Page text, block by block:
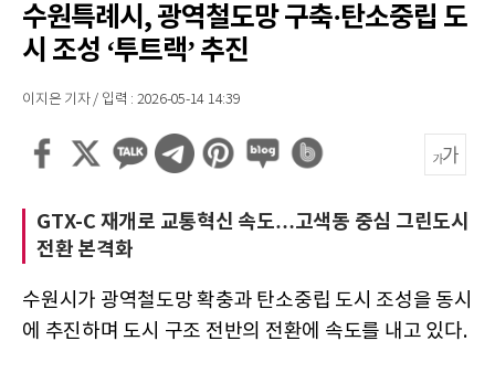
수원특례시, 광역철도망 구축·탄소중립 도
시 조성 ‘투트랙’ 추진
이지은 기자 / 입력 : 2026-05-14 14:39
GTX-C 재개로 교통혁신 속도…고색동 중심 그린도시
전환 본격화
수원시가 광역철도망 확충과 탄소중립 도시 조성을 동시
에 추진하며 도시 구조 전반의 전환에 속도를 내고 있다.